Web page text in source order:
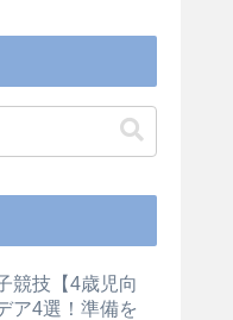
競技【4歳児向
ア4選！準備を